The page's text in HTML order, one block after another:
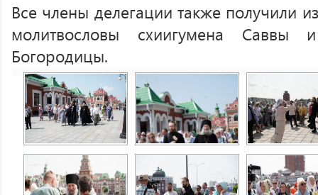
Все члены делегации также получили
молитвословы схиигумена Саввы
Богородицы.